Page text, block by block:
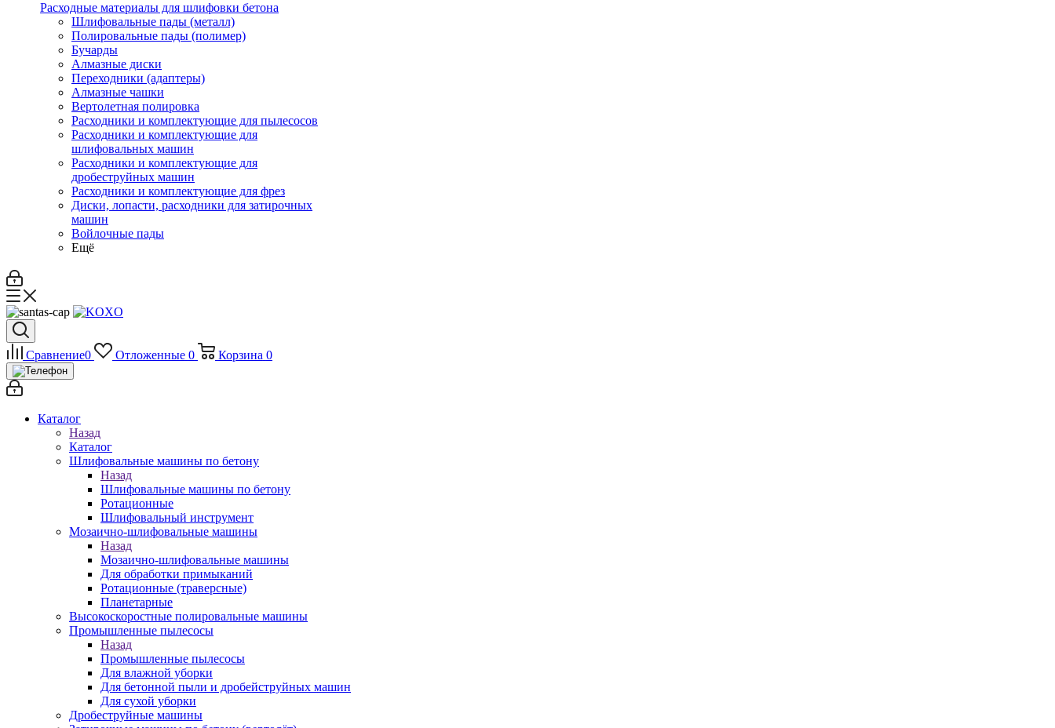
Расходные материалы для шлифовки бетона
Шлифовальные пады (металл)
Полировальные пады (полимер)
Бучарды
Алмазные диски
Переходники (адаптеры)
Алмазные чашки
Вертолетная полировка
Расходники и комплектующие для пылесосов
Расходники и комплектующие для
шлифовальных машин
Расходники и комплектующие для
дробеструйных машин
Расходники и комплектующие для фрез
Диски, лопасти, расходники для затирочных
машин
Войлочные пады
Ещё
Сравнение0 Отложенные 0 Корзина 0
Каталог
Назад
Каталог
Шлифовальные машины по бетону
Назад
Шлифовальные машины по бетону
Ротационные
Шлифовальный инструмент
Мозаично-шлифовальные машины
Назад
Мозаично-шлифовальные машины
Для обработки примыканий
Ротационные (траверсные)
Планетарные
Высокоскоростные полировальные машины
Промышленные пылесосы
Назад
Промышленные пылесосы
Для влажной уборки
Для бетонной пыли и дробейструйных машин
Для сухой уборки
Дробеструйные машины